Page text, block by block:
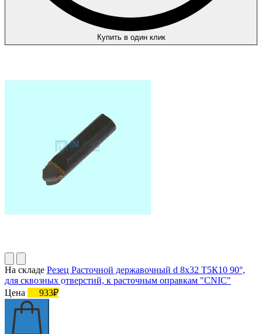
Купить в один клик
На складе Резец Расточной державочный d 8х32 Т5К10 90°,
для сквозных отверстий, к расточным оправкам "CNIC"
Цена
933₽